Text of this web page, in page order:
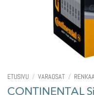
ETUSIVU / VARAOSAT /
CONTINENTAL